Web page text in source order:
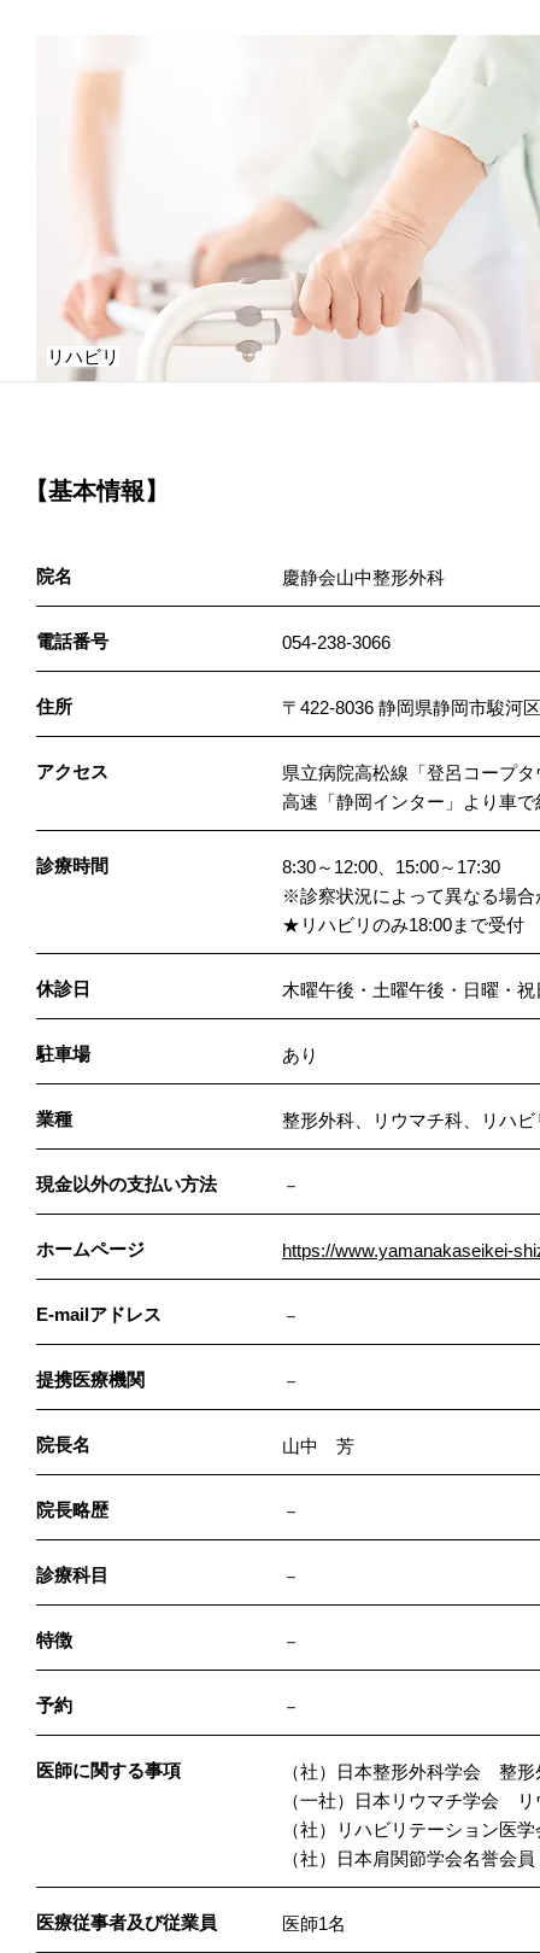
リハビリ
【基本情報】
院名 慶静会山中整形外科
電話番号 054-238-3066
住所 〒422-8036 静岡県静岡市駿河
アクセス
県立病院高松線「登呂コープ
高速「静岡インター」より車で
診療時間
8:30～12:00、15:00～17:30
※診察状況によって異なる場合
★リハビリのみ18:00まで受付
休診日 木曜午後・土曜午後・日曜・祝
駐車場 あり
業種 整形外科、リウマチ科、リハ
現金以外の支払い方法 －
ホームページ https://www.yamanakaseikei-
E-mailアドレス －
提携医療機関 －
院長名 山中 芳
院長略歴 －
診療科目 －
特徴 －
予約 －
医師に関する事項
（社）日本整形外科学会 整形
（一社）日本リウマチ学会 リ
（社）リハビリテーション医
（社）日本肩関節学会名誉会員
医療従事者及び従業員 医師1名